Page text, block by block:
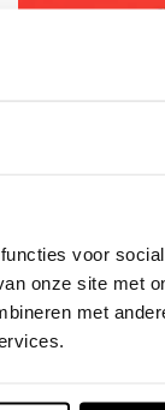
voor
onze site met
met